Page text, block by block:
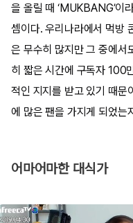
을 올릴 때 ‘MUKBANG’이
셈이다. 우리나라에서 먹방
은 무수히 많지만 그 중에서
히 짧은 시간에 구독자 100
적인 지지를 받고 있기 때문
에 많은 팬을 가지게 되었는
어마어마한 대식가